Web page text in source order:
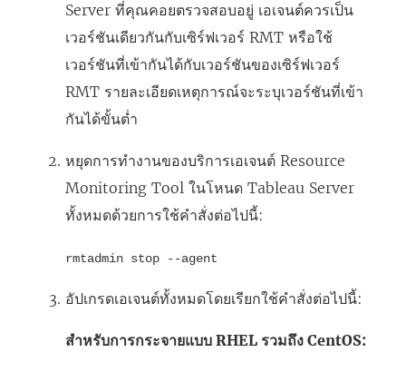
Server ที่คุณคอยตรวจสอบอยู่ เอเจนต์ควรเป็น
เวอร์ชันเดียวกันกับเซิร์ฟเวอร์ RMT หรือใช้
เวอร์ชันที่เข้ากันได้กับเวอร์ชันของเซิร์ฟเวอร์
RMT รายละเอียดเหตุการณ์จะระบุเวอร์ชันที่เข้า
กันได้ขั้นต่ำ
หยุดการทำงานของบริการเอเจนต์ Resource
Monitoring Tool ในโหนด Tableau Server
ทั้งหมดด้วยการใช้คำสั่งต่อไปนี้:
rmtadmin stop --agent
อัปเกรดเอเจนต์ทั้งหมดโดยเรียกใช้คำสั่งต่อไปนี้:
สำหรับการกระจายแบบ RHEL รวมถึง CentOS: